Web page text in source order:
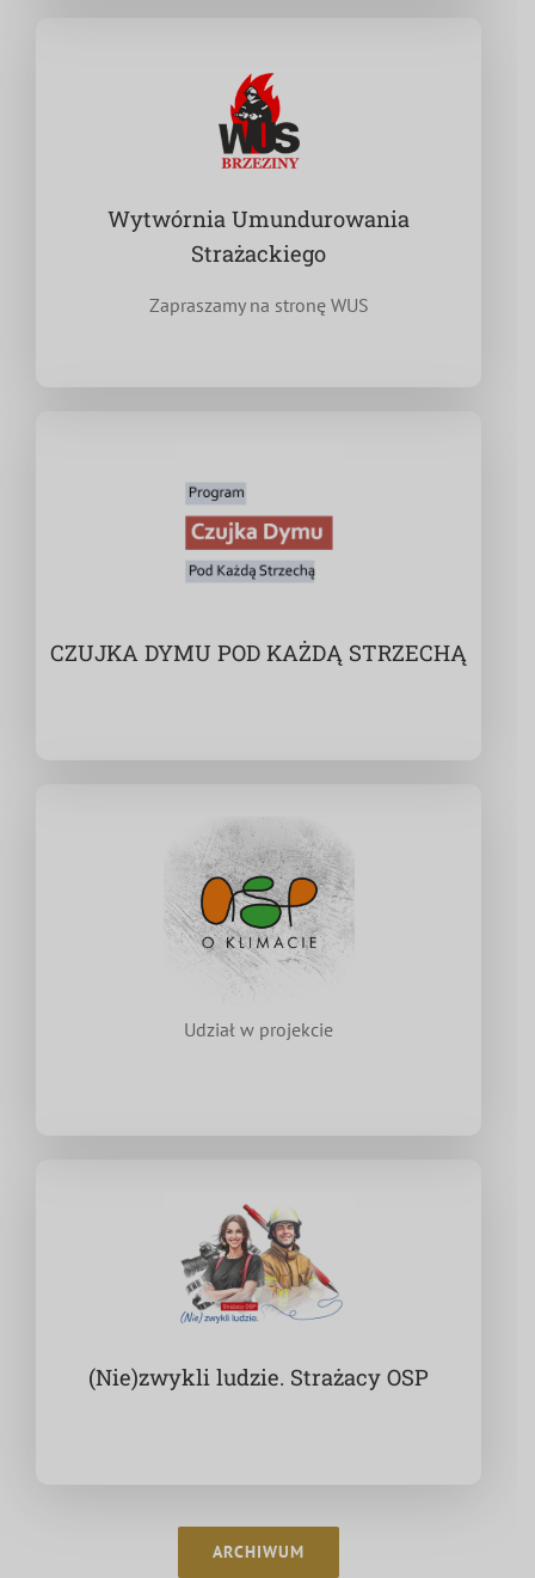
Wytwórnia Umundurowania
Strażackiego
Zapraszamy na stronę WUS
CZUJKA DYMU POD KAŻDĄ STRZECHĄ
Udział w projekcie
(Nie)zwykli ludzie. Strażacy OSP
ARCHIWUM